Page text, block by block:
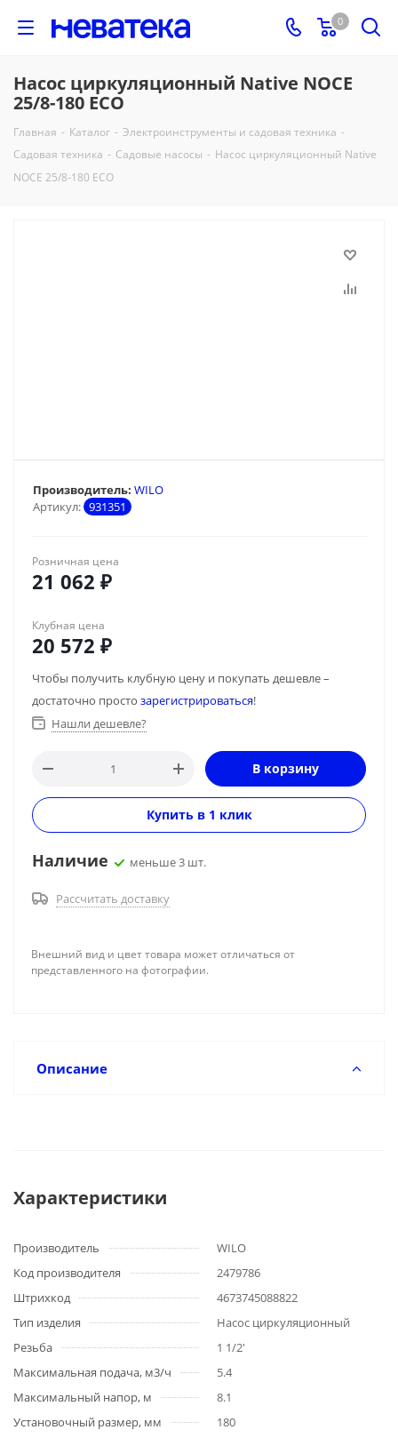
0
Насос циркуляционный Native NOCE
25/8-180 ECO
Главная - Каталог - Электроинструменты и садовая техника -
Садовая техника - Садовые насосы - Насос циркуляционный Native
NOCE 25/8-180 ECO
Артикул: 931351
Производитель: WILO
Розничная цена
21 062 ₽
Клубная цена
20 572 ₽
Чтобы получить клубную цену и покупать дешевле –
достаточно просто зарегистрироваться!
Нашли дешевле?
В корзину
Купить в 1 клик
Наличие меньше 3 шт.
Рассчитать доставку
Внешний вид и цвет товара может отличаться от
представленного на фотографии.
Описание
Характеристики
Производитель
WILO
Код производителя
2479786
Штрихкод
4673745088822
Тип изделия
Насос циркуляционный
Резьба
1 1/2'
Максимальная подача, м3/ч
5.4
Максимальный напор, м
8.1
Установочный размер, мм
180